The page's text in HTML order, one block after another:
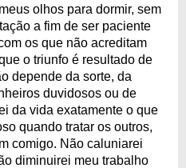
olhos para dormir, sem
a fim de ser paciente
os que não acreditam
o triunfo é resultado de
depende da sorte, da
duvidosos ou de
da vida exatamente o que
quando tratar os outros,
comigo. Não caluniarei
diminuirei meu trabalho